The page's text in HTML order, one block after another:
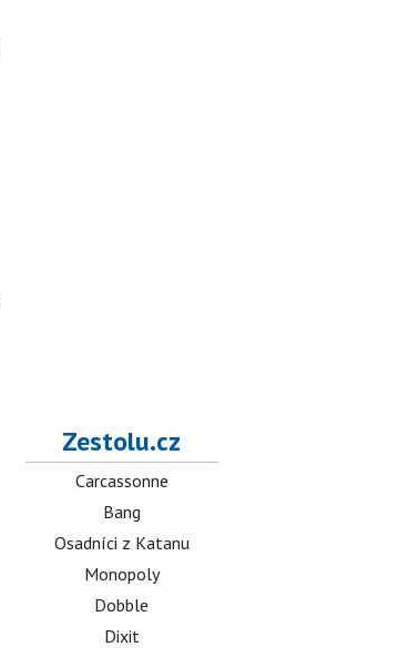
Zestolu.cz
Carcassonne
Bang
Osadníci z Katanu
Monopoly
Dobble
Dixit